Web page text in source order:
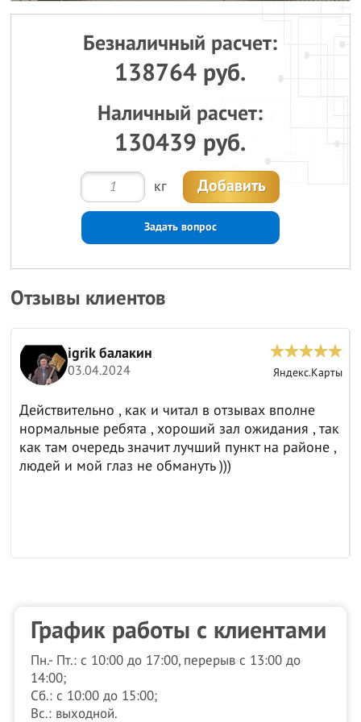
Безналичный расчет:
138764 руб.
Наличный расчет:
130439 руб.
кг Добавить
Задать вопрос
Отзывы клиентов
igrik балакин
03.04.2024 Яндекс.Карты
Действительно , как и читал в отзывах вполне
нормальные ребята , хороший зал ожидания , так
как там очередь значит лучший пункт на районе ,
людей и мой глаз не обмануть )))
График работы с клиентами
Пн.- Пт.: с 10:00 до 17:00, перерыв с 13:00 до
14:00;
Сб.: с 10:00 до 15:00;
Вс.: выходной.